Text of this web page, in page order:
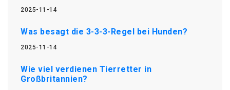
2025-11-14
Was besagt die 3-3-3-Regel bei Hunden?
2025-11-14
Wie viel verdienen Tierretter in
Großbritannien?